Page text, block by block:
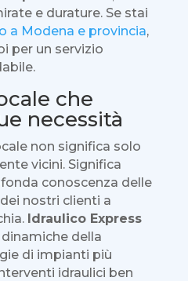
e durature. Se stai
a Modena e provincia,
per un servizio
che
necessità
non significa solo
vicini. Significa
conoscenza delle
nostri clienti a
Idraulico Express
della
di impianti più
idraulici ben